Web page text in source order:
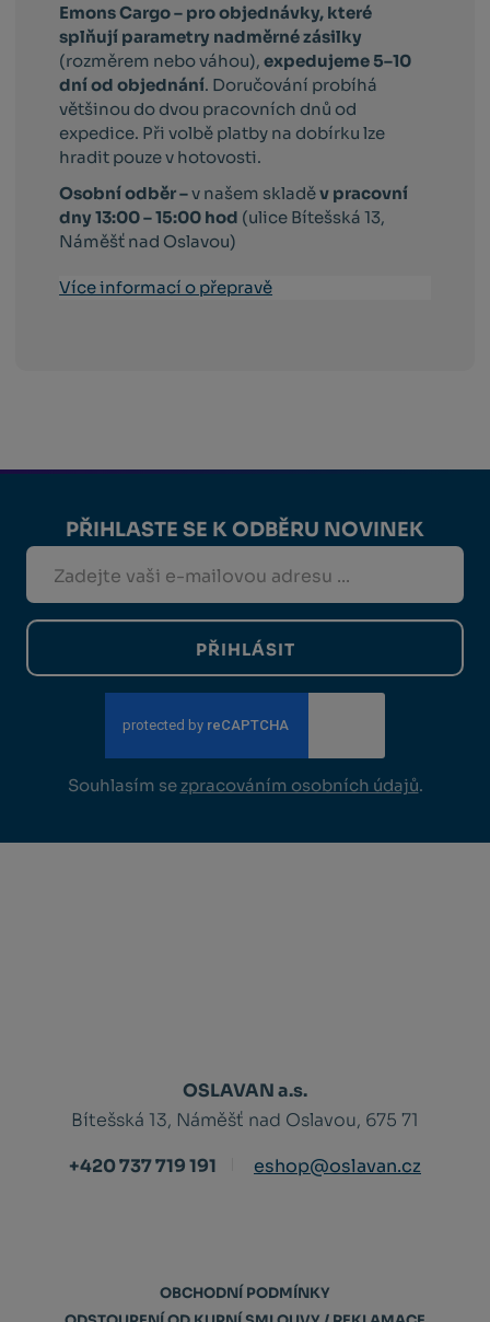
Emons Cargo – pro objednávky, které
splňují parametry nadměrné zásilky
(rozměrem nebo váhou),expedujeme 5–10
dní od objednání. Doručování probíhá
většinou do dvou pracovních dnů od
expedice. Při volbě platby na dobírku lze
hradit pouze v hotovosti.
Osobní odběr –v našem skladěv pracovní
dny 13:00 – 15:00 hod (ulice Bítešská 13,
Náměšť nad Oslavou)
Více informací o přepravě
PŘIHLASTE SE K ODBĚRU NOVINEK
PŘIHLÁSIT
Souhlasím se zpracováním osobních údajů.
OSLAVAN a.s.
Bítešská 13, Náměšť nad Oslavou, 675 71
+420 737 719 191
eshop@oslavan.cz
OBCHODNÍ PODMÍNKY